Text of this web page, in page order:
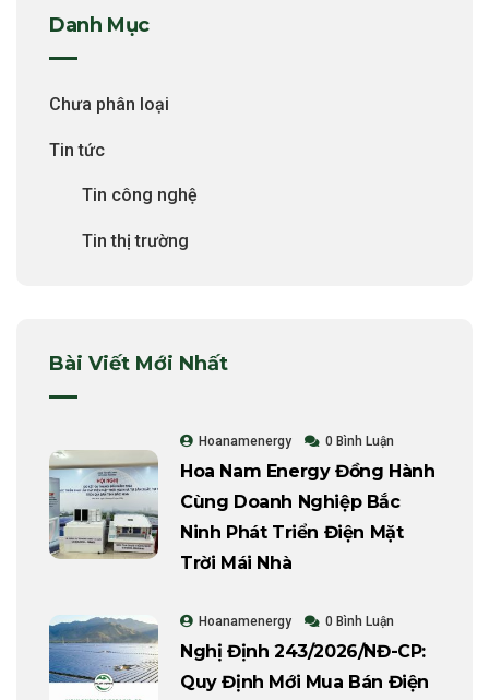
Danh Mục
Chưa phân loại
Tin tức
Tin công nghệ
Tin thị trường
Bài Viết Mới Nhất
Hoanamenergy 0 Bình Luận
Hoa Nam Energy Đồng Hành
Cùng Doanh Nghiệp Bắc
Ninh Phát Triển Điện Mặt
Trời Mái Nhà
Hoanamenergy 0 Bình Luận
Nghị Định 243/2026/NĐ-CP:
Quy Định Mới Mua Bán Điện